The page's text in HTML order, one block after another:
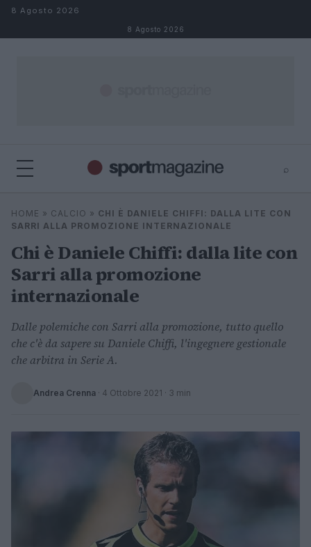
Salta al contenuto
8 Agosto 2026
8 Agosto 2026
⌕
Cerca
⌕ ×
HOME » CALCIO » CHI È DANIELE CHIFFI: DALLA LITE CON
SARRI ALLA PROMOZIONE INTERNAZIONALE
Chi è Daniele Chiffi: dalla lite con
Sarri alla promozione
internazionale
Dalle polemiche con Sarri alla promozione, tutto quello
che c'è da sapere su Daniele Chiffi, l'ingegnere gestionale
che arbitra in Serie A.
Andrea Crenna · 4 Ottobre 2021 · 3 min